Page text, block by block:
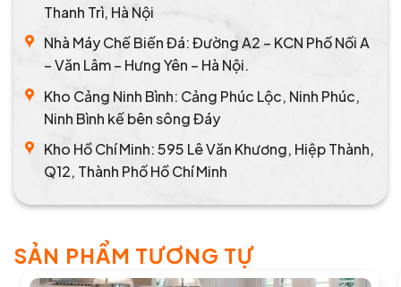
Thanh Trì, Hà Nội
Nhà Máy Chế Biến Đá: Đường A2 – KCN Phố Nối A
– Văn Lâm – Hưng Yên – Hà Nội.
Kho Cảng Ninh Bình: Cảng Phúc Lộc, Ninh Phúc,
Ninh Bình kế bên sông Đáy
Kho Hồ Chí Minh: 595 Lê Văn Khương, Hiệp Thành,
Q12, Thành Phố Hồ Chí Minh
SẢN PHẨM TƯƠNG TỰ